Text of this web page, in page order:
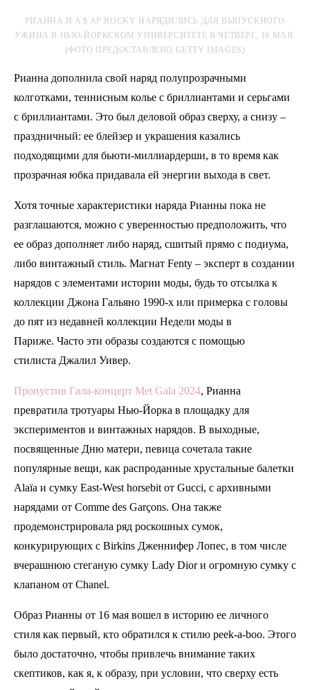
РИАННА И A $ AP ROCKY НАРЯДИЛИСЬ ДЛЯ ВЫПУСКНОГО
УЖИНА В НЬЮ-ЙОРКСКОМ УНИВЕРСИТЕТЕ В ЧЕТВЕРГ, 16 МАЯ.
(ФОТО ПРЕДОСТАВЛЕНО GETTY IMAGES)
Рианна дополнила свой наряд полупрозрачными
колготками, теннисным колье с бриллиантами и серьгами
с бриллиантами. Это был деловой образ сверху, а снизу –
праздничный: ее блейзер и украшения казались
подходящими для бьюти-миллиардерши, в то время как
прозрачная юбка придавала ей энергии выхода в свет.
Хотя точные характеристики наряда Рианны пока не
разглашаются, можно с уверенностью предположить, что
ее образ дополняет либо наряд, сшитый прямо с подиума,
либо винтажный стиль. Магнат Fenty – эксперт в создании
нарядов с элементами истории моды, будь то отсылка к
коллекции Джона Гальяно 1990-х или примерка с головы
до пят из недавней коллекции Недели моды в
Париже. Часто эти образы создаются с помощью
стилиста Джалил Уивер.
Пропустив Гала-концерт Met Gala 2024, Рианна
превратила тротуары Нью-Йорка в площадку для
экспериментов и винтажных нарядов. В выходные,
посвященные Дню матери, певица сочетала такие
популярные вещи, как распроданные хрустальные балетки
Alaïa и сумку East-West horsebit от Gucci, с архивными
нарядами от Comme des Garçons. Она также
продемонстрировала ряд роскошных сумок,
конкурирующих с Birkins Дженнифер Лопес, в том числе
вчерашнюю стеганую сумку Lady Dior и огромную сумку с
клапаном от Chanel.
Образ Рианны от 16 мая вошел в историю ее личного
стиля как первый, кто обратился к стилю peek-a-boo. Этого
было достаточно, чтобы привлечь внимание таких
скептиков, как я, к образу, при условии, что сверху есть